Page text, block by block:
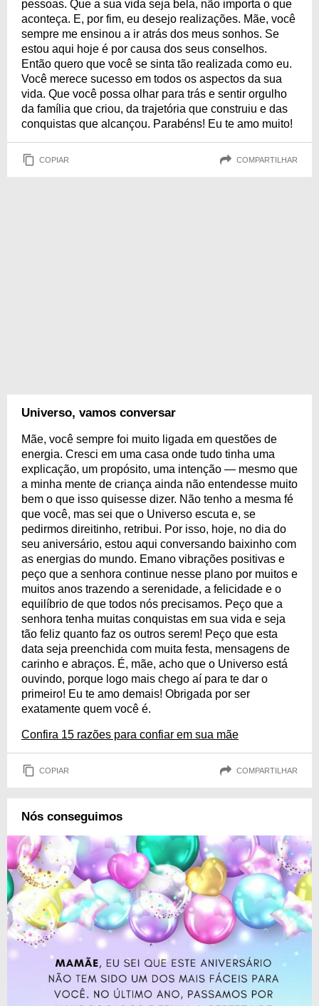
pessoas. Que a sua vida seja bela, não importa o que
aconteça. E, por fim, eu desejo realizações. Mãe, você
sempre me ensinou a ir atrás dos meus sonhos. Se
estou aqui hoje é por causa dos seus conselhos.
Então quero que você se sinta tão realizada como eu.
Você merece sucesso em todos os aspectos da sua
vida. Que você possa olhar para trás e sentir orgulho
da família que criou, da trajetória que construiu e das
conquistas que alcançou. Parabéns! Eu te amo muito!
COPIAR COMPARTILHAR
Universo, vamos conversar
Mãe, você sempre foi muito ligada em questões de
energia. Cresci em uma casa onde tudo tinha uma
explicação, um propósito, uma intenção — mesmo que
a minha mente de criança ainda não entendesse muito
bem o que isso quisesse dizer. Não tenho a mesma fé
que você, mas sei que o Universo escuta e, se
pedirmos direitinho, retribui. Por isso, hoje, no dia do
seu aniversário, estou aqui conversando baixinho com
as energias do mundo. Emano vibrações positivas e
peço que a senhora continue nesse plano por muitos e
muitos anos trazendo a serenidade, a felicidade e o
equilíbrio de que todos nós precisamos. Peço que a
senhora tenha muitas conquistas em sua vida e seja
tão feliz quanto faz os outros serem! Peço que esta
data seja preenchida com muita festa, mensagens de
carinho e abraços. É, mãe, acho que o Universo está
ouvindo, porque logo mais chego aí para te dar o
primeiro! Eu te amo demais! Obrigada por ser
exatamente quem você é.
Confira 15 razões para confiar em sua mãe
COPIAR COMPARTILHAR
Nós conseguimos